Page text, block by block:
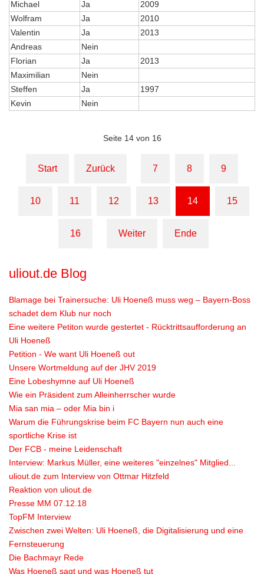
Michael
Ja
2009
Wolfram
Ja
2010
Valentin
Ja
2013
Andreas
Nein
Florian
Ja
2013
Maximilian
Nein
Steffen
Ja
1997
Kevin
Nein
Seite 14 von 16
Start Zurück 7 8 9
10 11 12 13 14 15
16 Weiter Ende
uliout.de Blog
Blamage bei Trainersuche: Uli Hoeneß muss weg – Bayern-Boss
schadet dem Klub nur noch
Eine weitere Petiton wurde gestertet - Rücktrittsaufforderung an
Uli Hoeneß
Petition - We want Uli Hoeneß out
Unsere Wortmeldung auf der JHV 2019
Eine Lobeshymne auf Uli Hoeneß
Wie ein Präsident zum Alleinherrscher wurde
Mia san mia – oder Mia bin i
Warum die Führungskrise beim FC Bayern nun auch eine
sportliche Krise ist
Der FCB - meine Leidenschaft
Interview: Markus Müller, eine weiteres "einzelnes" Mitglied...
uliout.de zum Interview von Ottmar Hitzfeld
Reaktion von uliout.de
Presse MM 07.12.18
TopFM Interview
Zwischen zwei Welten: Uli Hoeneß, die Digitalisierung und eine
Fernsteuerung
Die Bachmayr Rede
Was Hoeneß sagt und was Hoeneß tut